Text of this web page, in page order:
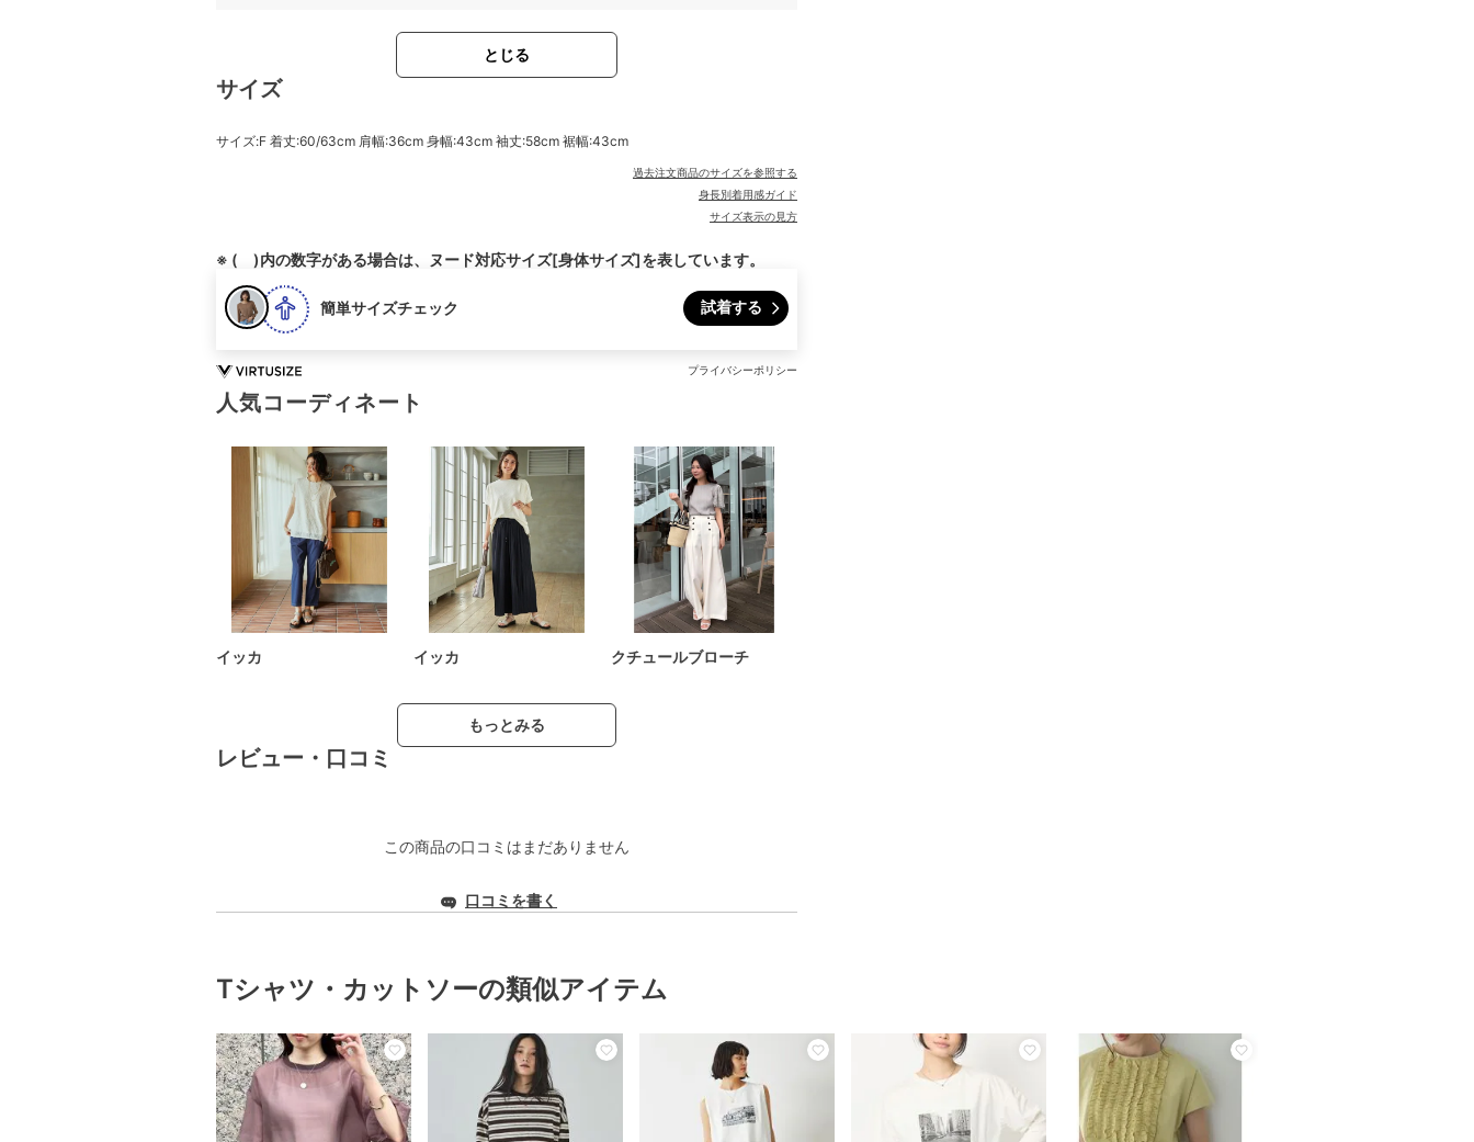
とじる
サイズ
サイズ:F 着丈:60/63cm 肩幅:36cm 身幅:43cm 袖丈:58cm 裾幅:43cm
過去注文商品のサイズを参照する
身長別着用感ガイド
サイズ表示の見方
※ ( )内の数字がある場合は、ヌード対応サイズ[身体サイズ]を表しています。
簡単サイズチェック 試着する
プライバシーポリシー
人気コーディネート
イッカ イッカ クチュールブローチ
もっとみる
レビュー・口コミ
この商品の口コミはまだありません
口コミを書く
Tシャツ・カットソーの類似アイテム